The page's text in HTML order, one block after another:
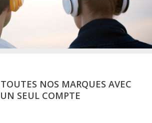
NOS MARQUES AVEC
UN SEUL COMPTE